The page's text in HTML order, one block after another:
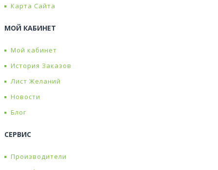
Карта Сайта
МОЙ КАБИНЕТ
Мой кабинет
История Заказов
Лист Желаний
Новости
Блог
СЕРВИС
Производители